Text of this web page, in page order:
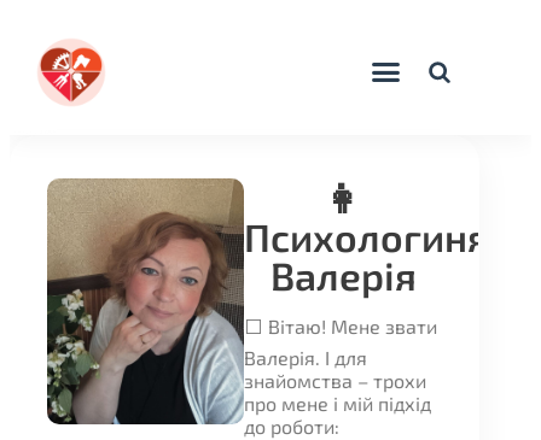
👩
Психологиня
Валерія
⬜ Вітаю! Мене звати
Валерія. І для
знайомства – трохи
про мене і мій підхід
до роботи: